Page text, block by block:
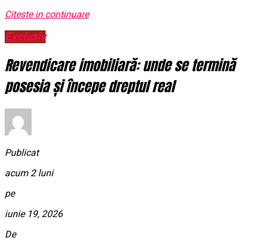
Citeste in continuare
Exclusiv
Revendicare imobiliară: unde se termină
posesia și începe dreptul real
Publicat
acum 2 luni
pe
iunie 19, 2026
De